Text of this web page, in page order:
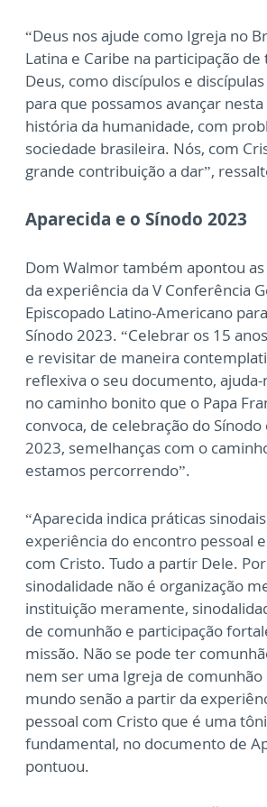
“Deus nos ajude como Igreja no
Latina e Caribe na participação
Deus, como discípulos e
para que possamos avançar
história da humanidade, com
sociedade brasileira. Nós, com
grande contribuição a dar”,
Aparecida e o Sínodo 2023
Dom Walmor também apontou
da experiência da V Conferência
Episcopado Latino-Americano
Sínodo 2023. “Celebrar os 15
e revisitar de maneira
reflexiva o seu documento,
no caminho bonito que o Papa
convoca, de celebração do Sínodo
2023, semelhanças com o
estamos percorrendo”.
“Aparecida indica práticas
experiência do encontro pessoal
com Cristo. Tudo a partir Dele.
sinodalidade não é organização
instituição meramente,
de comunhão e participação
missão. Não se pode ter
nem ser uma Igreja de comunhão
mundo senão a partir da
pessoal com Cristo que é uma
fundamental, no documento de
pontuou.